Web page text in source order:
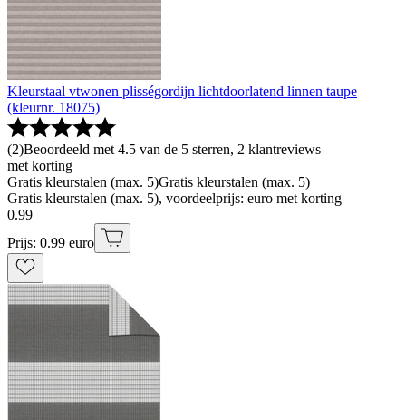
Kleurstaal vtwonen plisségordijn lichtdoorlatend linnen taupe
(kleurnr. 18075)
(2)Beoordeeld met 4.5 van de 5 sterren, 2 klantreviews
met korting
Gratis kleurstalen (max. 5)Gratis kleurstalen (max. 5)
Gratis kleurstalen (max. 5), voordeelprijs: euro met korting
0.99
Prijs: 0.99 euro